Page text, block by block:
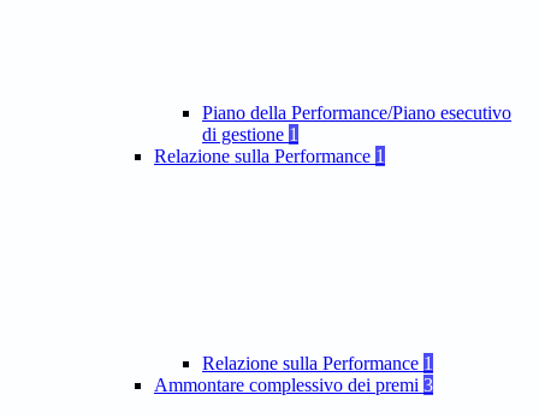
Piano della Performance/Piano esecutivo
di gestione 1
Relazione sulla Performance 1
Relazione sulla Performance 1
Ammontare complessivo dei premi 3